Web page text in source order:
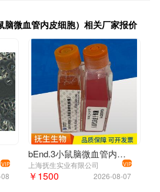
能用于人和动物治疗等其它临床
品说明书为准，网站说明书仅供
[BEND3];BEND3;脑微血管内皮;
微血管内皮细胞）相关厂家报价
VIP
bEnd.3小鼠脑微血管内皮细胞株
上海抚生实业有限公司 VIP
2026-08-07
￥1500